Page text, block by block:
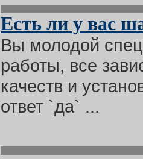
Есть ли у вас
Вы молодой
работы, все
качеств и
ответ `да` ...